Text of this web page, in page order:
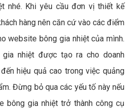
nhé. Khi yêu cầu đơn vị thiết kế
hàng nên căn cứ vào các điểm
website bông gia nhiệt của mình.
nhiệt được tạo ra cho doanh
hiệu quả cao trong việc quảng
Đừng bỏ qua các yếu tố này nếu
bông gia nhiệt trở thành công cụ